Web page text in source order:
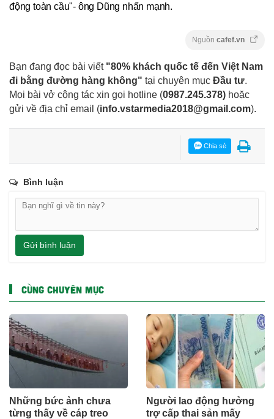
động toàn cầu"- ông Dũng nhấn mạnh.
Nguồn cafef.vn
Bạn đang đọc bài viết "80% khách quốc tế đến Việt Nam
đi bằng đường hàng không" tại chuyên mục Đầu tư.
Mọi bài vở cộng tác xin gọi hotline (0987.245.378) hoặc
gửi về địa chỉ email (info.vstarmedia2018@gmail.com).
Chia sẻ
Bình luận
Gửi bình luận
CÙNG CHUYÊN MỤC
Những bức ảnh chưa
từng thấy về cáp treo
Người lao động hưởng
trợ cấp thai sản mấy